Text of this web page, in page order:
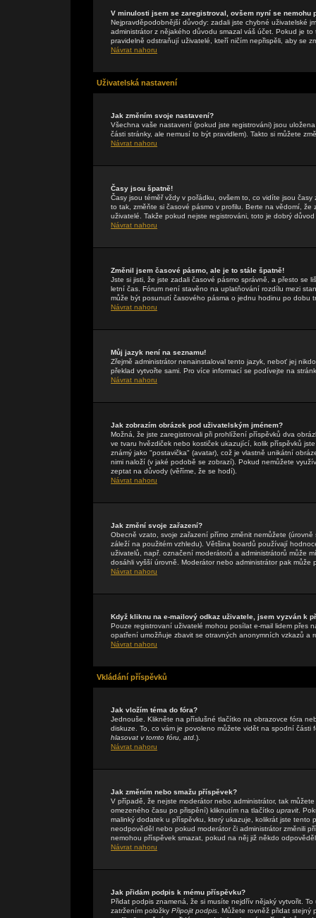
V minulosti jsem se zaregistroval, ovšem nyní se nemohu
Nejpravděpodobnější důvody: zadali jste chybné uživatelské
administrátor z nějakého důvodu smazal váš účet. Pokud je
pravidelně odstraňují uživatelé, kteří ničím nepřispěli, aby se
Návrat nahoru
Uživatelská nastavení
Jak změním svoje nastavení?
Všechna vaše nastavení (pokud jste registrováni) jsou
části stránky, ale nemusí to být pravidlem). Takto si můžete
Návrat nahoru
Časy jsou špatně!
Časy jsou téměř vždy v pořádku, ovšem to, co vidíte jsou
to tak, změňte si časové pásmo v profilu. Berte na vědomí,
uživatelé. Takže pokud nejste registrováni, toto je dobrý
Návrat nahoru
Změnil jsem časové pásmo, ale je to stále špatně!
Jste si jisti, že jste zadali časové pásmo správně, a přesto
letní čas. Fórum není stavěno na uplatňování rozdílu mezi
může být posunutí časového pásma o jednu hodinu po dobu
Návrat nahoru
Můj jazyk není na seznamu!
Zřejmě administrátor nenainstaloval tento jazyk, neboť jej
překlad vytvořte sami. Pro více informací se podívejte na
Návrat nahoru
Jak zobrazím obrázek pod uživatelským jménem?
Možná, že jste zaregistrovali při prohlížení příspěvků dva
ve tvaru hvězdiček nebo kostiček ukazující, kolik příspěvků
známý jako "postavička" (avatar), což je vlastně unikátní
nimi naloží (v jaké podobě se zobrazí). Pokud nemůžete
zeptat na důvody (věříme, že se hodí).
Návrat nahoru
Jak změní svoje zařazení?
Obecně vzato, svoje zařazení přímo změnit nemůžete
záleží na použitém vzhledu). Většina boardů používají
uživatelů, např. označení moderátorů a administrátorů může
dosáhli vyšší úrovně. Moderátor nebo administrátor pak může
Návrat nahoru
Když kliknu na e-mailový odkaz uživatele, jsem vyzván k
Pouze registrovaní uživatelé mohou posílat e-mail lidem přes
opatření umožňuje zbavit se otravných anonymních vzkazů a
Návrat nahoru
Vkládání příspěvků
Jak vložím téma do fóra?
Jednouše. Klikněte na příslušné tlačítko na obrazovce fóra
diskuze. To, co vám je povoleno můžete vidět na spodní části
hlasovat v tomto fóru, atd. ).
Návrat nahoru
Jak změním nebo smažu příspěvek?
V případě, že nejste moderátor nebo administrátor, tak
omezeného času po přispění) kliknutím na tlačítko upravit .
malinký dodatek u příspěvku, který ukazuje, kolikrát jste
neodpověděl nebo pokud moderátor či administrátor změnili
nemohou příspěvek smazat, pokud na něj již někdo
Návrat nahoru
Jak přidám podpis k mému příspěvku?
Přidat podpis znamená, že si musíte nejdřív nějaký vytvořit.
zatržením položky Připojit podpis . Můžete rovněž přidat